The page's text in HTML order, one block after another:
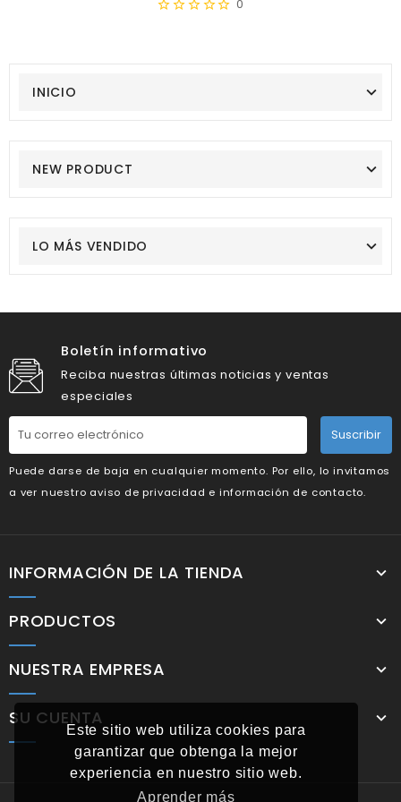
Este sitio web utiliza cookies para
garantizar que obtenga la mejor
experiencia en nuestro sitio web.
Aprender más
INICIO
NEW PRODUCT
LO MÁS VENDIDO
0
Boletín informativo
Reciba nuestras últimas noticias y ventas
especiales
Suscribir
Puede darse de baja en cualquier momento. Por ello, lo invitamos
a ver nuestro aviso de privacidad e información de contacto.
INFORMACIÓN DE LA TIENDA
PRODUCTOS
NUESTRA EMPRESA
SU CUENTA